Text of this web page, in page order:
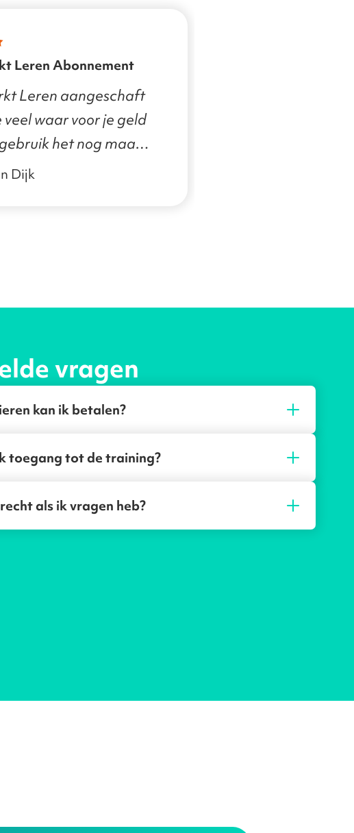
Leren Abonnement
Leren aangeschaft
waar voor je geld
het nog maar
eerste indruk is goed.
Dijk
vragen
kan ik betalen?
toegang tot de training?
als ik vragen heb?